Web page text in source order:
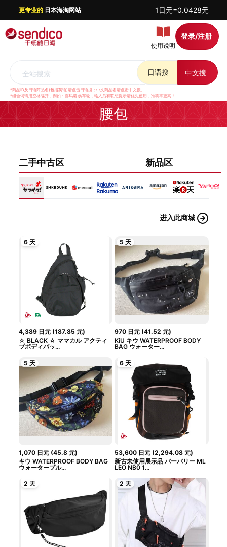
更专业的日本海淘网站 1日元=0.0428元
使用说明
登录/注册
全站搜索 日语搜 中文搜
*商品ID及日语商品名(包括英语)请点击日语搜；中文商品名请点击中文搜。
*组合词请用空格隔开，例如：喜玛诺 纺车轮，输入后有联想提示请优先使用，准确率更高！
腰包
二手中古区 新品区
进入此商城
6 天
4,389 日元(187.85 元)
☆ BLACK ☆ ママカル アクティ
ブボディバッ...
5 天
970 日元 (41.52 元)
KiU キウ WATERPROOF BODY
BAG ウォーター...
5 天
1,070 日元(45.8 元)
キウ WATERPROOF BODY BAG
ウォータープル...
6 天
53,600 日元 (2,294.08 元)
新古未使用展示品 バーバリー ML
LEO NB0 1...
2 天 2 天